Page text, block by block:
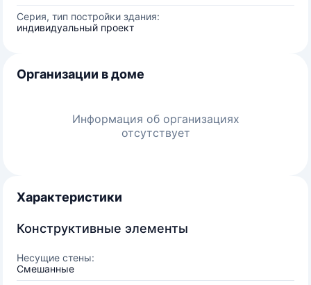
Серия, тип постройки здания:
индивидуальный проект
Организации в доме
Информация об организациях
отсутствует
Характеристики
Конструктивные элементы
Несущие стены:
Смешанные